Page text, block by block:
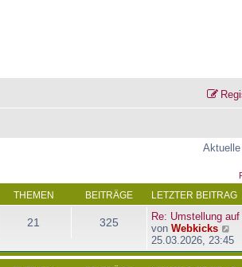
THEMEN BEITRÄGE LETZTER BEITRAG
21 325
Re: Umstellung
von Webkicks
e
u
25.03.2026, 23:45